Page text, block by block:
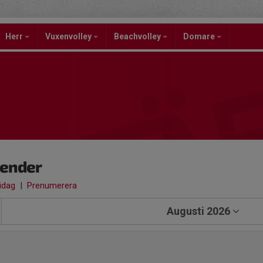
Herr Vuxenvolley Beachvolley Domare
| Prenumerera
Augusti 2026